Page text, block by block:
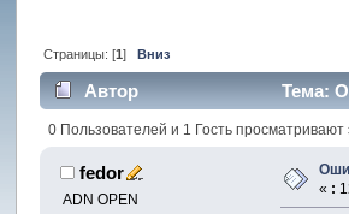
Страницы: [1] Вниз
Автор Тема:
0 Пользователей и 1 Гость просматривают
fedor
ADN OPEN
« :